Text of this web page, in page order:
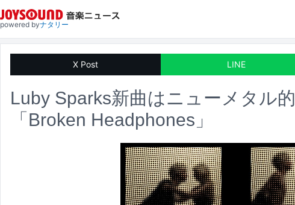
powered byナタリー
X Post LINE
Luby Sparks新曲はニューメタル
「Broken Headphones」